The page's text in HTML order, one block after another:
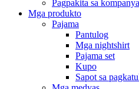
Pagpakita sa kompanya
Mga produkto
Pajama
Pantulog
Mga nightshirt
Pajama set
Kupo
Sapot sa